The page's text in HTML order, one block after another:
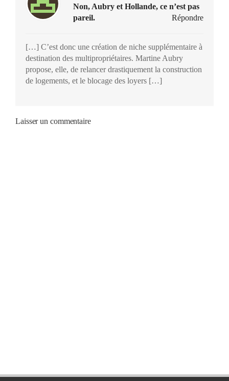
Non, Aubry et Hollande, ce n’est pas
pareil.
Répondre
[…] C’est donc une création de niche supplémentaire à
destination des multipropriétaires. Martine Aubry
propose, elle, de relancer drastiquement la construction
de logements, et le blocage des loyers […]
Laisser un commentaire